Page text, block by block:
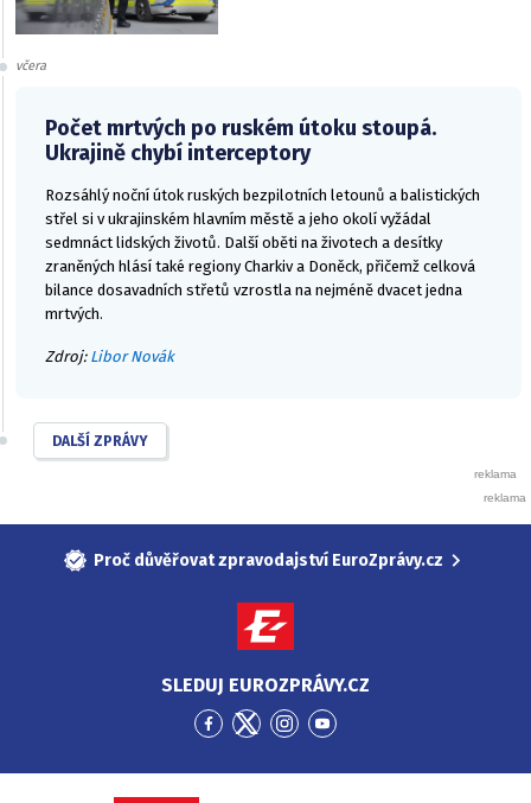
včera
Počet mrtvých po ruském útoku stoupá.
Ukrajině chybí interceptory
Rozsáhlý noční útok ruských bezpilotních letounů a balistických
střel si v ukrajinském hlavním městě a jeho okolí vyžádal
sedmnáct lidských životů. Další oběti na životech a desítky
zraněných hlásí také regiony Charkiv a Doněck, přičemž celková
bilance dosavadních střetů vzrostla na nejméně dvacet jedna
mrtvých.
Zdroj: Libor Novák
DALŠÍ ZPRÁVY
Proč důvěřovat zpravodajství EuroZprávy.cz
SLEDUJ EUROZPRÁVY.CZ
Přejít
Facebook
Přejít
Twitter
Přejít
Instagram
Přejít
YouTube